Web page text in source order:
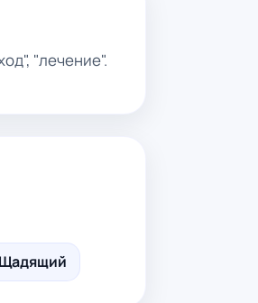
"лечение".
Щадящий